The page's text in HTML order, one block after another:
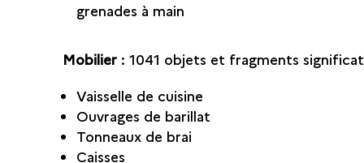
grenades à main
Mobilier : 1041 objets et fragments
Vaisselle de cuisine
Ouvrages de barillat
Tonneaux de brai
Caisses